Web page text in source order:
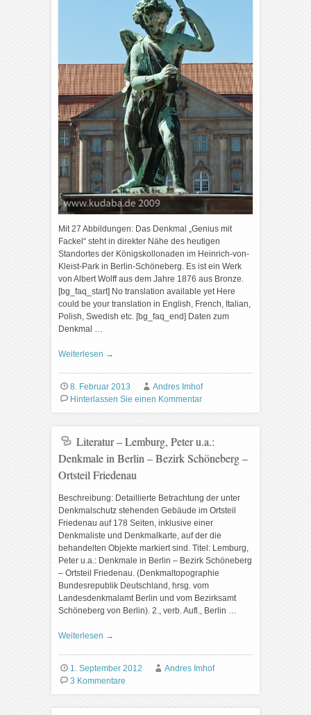
Mit 27 Abbildungen: Das Denkmal „Genius mit
Fackel“ steht in direkter Nähe des heutigen
Standortes der Königskollonaden im Heinrich-von-
Kleist-Park in Berlin-Schöneberg. Es ist ein Werk
von Albert Wolff aus dem Jahre 1876 aus Bronze.
[bg_faq_start] No translation available yet Here
could be your translation in English, French, Italian,
Polish, Swedish etc. [bg_faq_end] Daten zum
Denkmal …
Weiterlesen →
8. Februar 2013
Andres Imhof
Hinterlassen Sie einen Kommentar
Literatur – Lemburg, Peter u.a.:
Denkmale in Berlin – Bezirk Schöneberg –
Ortsteil Friedenau
Beschreibung: Detaillierte Betrachtung der unter
Denkmalschutz stehenden Gebäude im Ortsteil
Friedenau auf 178 Seiten, inklusive einer
Denkmaliste und Denkmalkarte, auf der die
behandelten Objekte markiert sind. Titel: Lemburg,
Peter u.a.: Denkmale in Berlin – Bezirk Schöneberg
– Ortsteil Friedenau. (Denkmaltopographie
Bundesrepublik Deutschland, hrsg. vom
Landesdenkmalamt Berlin und vom Bezirksamt
Schöneberg von Berlin). 2., verb. Aufl., Berlin …
Weiterlesen →
1. September 2012
Andres Imhof
3 Kommentare